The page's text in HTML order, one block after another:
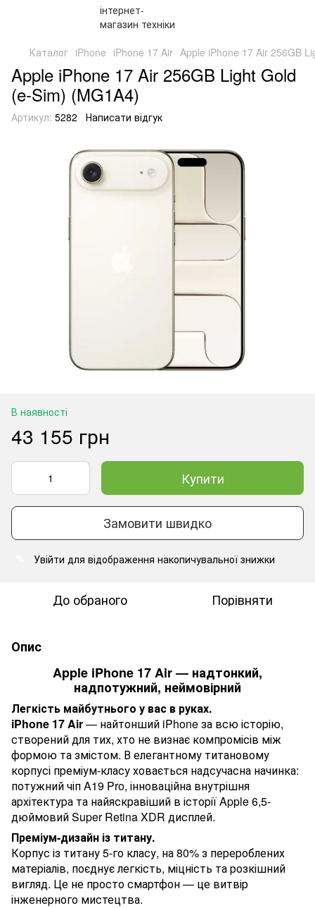
Каталог iPhone iPhone 17 Air Apple iPhone 17 Air 256GB
Apple iPhone 17 Air 256GB Light Gold
(e-Sim) (MG1A4)
Артикул: 5282 Написати відгук
В наявності
43 155 грн
Купити
Замовити швидко
Увійти для відображення накопичувальної знижки
До обраного Порівняти
Опис
Apple iPhone 17 Air — надтонкий,
надпотужний, неймовірний
Легкість майбутнього у вас в руках.
iPhone 17 Air— найтонший iPhone за всю історію,
створений для тих, хто не визнає компромісів між
формою та змістом. В елегантному титановому
корпусі преміум-класу ховається надсучасна начинка:
потужний чіп A19 Pro, інноваційна внутрішня
архітектура та найяскравіший в історії Apple 6,5-
дюймовий Super Retina XDR дисплей.
Преміум-дизайн із титану.
Корпус із титану 5-го класу, на 80% з перероблених
матеріалів, поєднує легкість, міцність та розкішний
вигляд. Це не просто смартфон — це витвір
інженерного мистецтва.